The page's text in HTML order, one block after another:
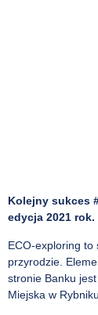
Kolejny sukces
edycja 2021
ECO-exploring to
przyrodzie.
stronie Banku
Miejska w Rybniku.